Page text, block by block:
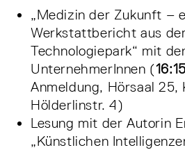
„Medizin der Zukunft –
Werkstattbericht aus
Technologiepark“ mit
UnternehmerInnen (
Anmeldung, Hörsaal 25,
Hölderlinstr. 4)
Lesung mit der Autorin
„Künstlichen